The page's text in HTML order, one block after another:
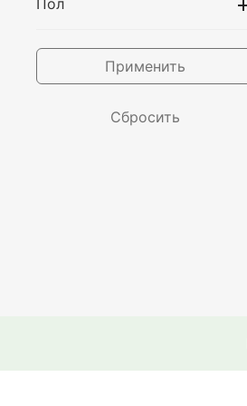
Зимние
Кожаные
Пол
Применить
Сбросить